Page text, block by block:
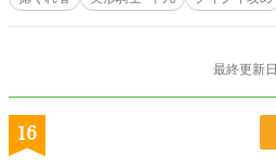
最終更新
16